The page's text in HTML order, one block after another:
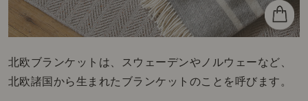
北欧ブランケットは、スウェーデンやノルウェーなど、
北欧諸国から生まれたブランケットのことを呼びます。